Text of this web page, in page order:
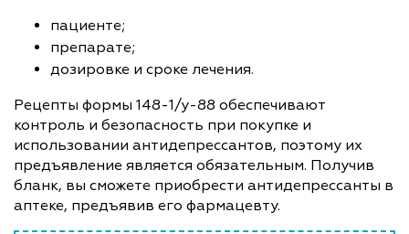
пациенте;
препарате;
дозировке и сроке лечения.
Рецепты формы 148-1/у-88 обеспечивают
контроль и безопасность при покупке и
использовании антидепрессантов, поэтому их
предъявление является обязательным. Получив
бланк, вы сможете приобрести антидепрессанты в
аптеке, предъявив его фармацевту.